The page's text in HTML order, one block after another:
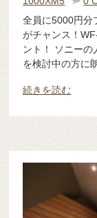
全員に5000円分
がチャンス！
ント！ ソニーの
を検討中の方に
続きを読む